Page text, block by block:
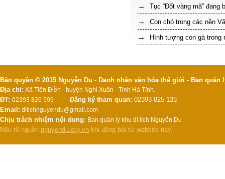
Tục “Đốt vàng mã”
Con chó trong các nền
Hình tượng con gà trong
Bản quyền © 2015 Nguyễn Du - Danh nhân văn hóa thế giới - Ban
Địa chỉ: Xã Tiên Điền - huyện Nghi Xuân - Tỉnh Hà Tĩnh.
ĐT: 02393 826 599 Đăng ký tham quan: 02393 825 133
Email: ditichnguyendu@gmail.com
Chịu trách nhiệm nội dung: Ban quản lý khu di tích Nguyễn Du
Nêu rõ nguồn nguyendu.org.vn khi đăng bài từ website này.